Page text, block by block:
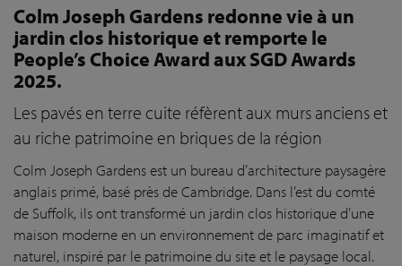
Colm Joseph Gardens redonne vie à un
jardin clos historique et remporte le
People’s Choice Award aux SGD Awards
2025.
Les pavés en terre cuite réfèrent aux murs anciens et
au riche patrimoine en briques de la région
Colm Joseph Gardens est un bureau d’architecture paysagère
anglais primé, basé près de Cambridge. Dans l’est du comté
de Suffolk, ils ont transformé un jardin clos historique d’une
maison moderne en un environnement de parc imaginatif et
naturel, inspiré par le patrimoine du site et le paysage local.